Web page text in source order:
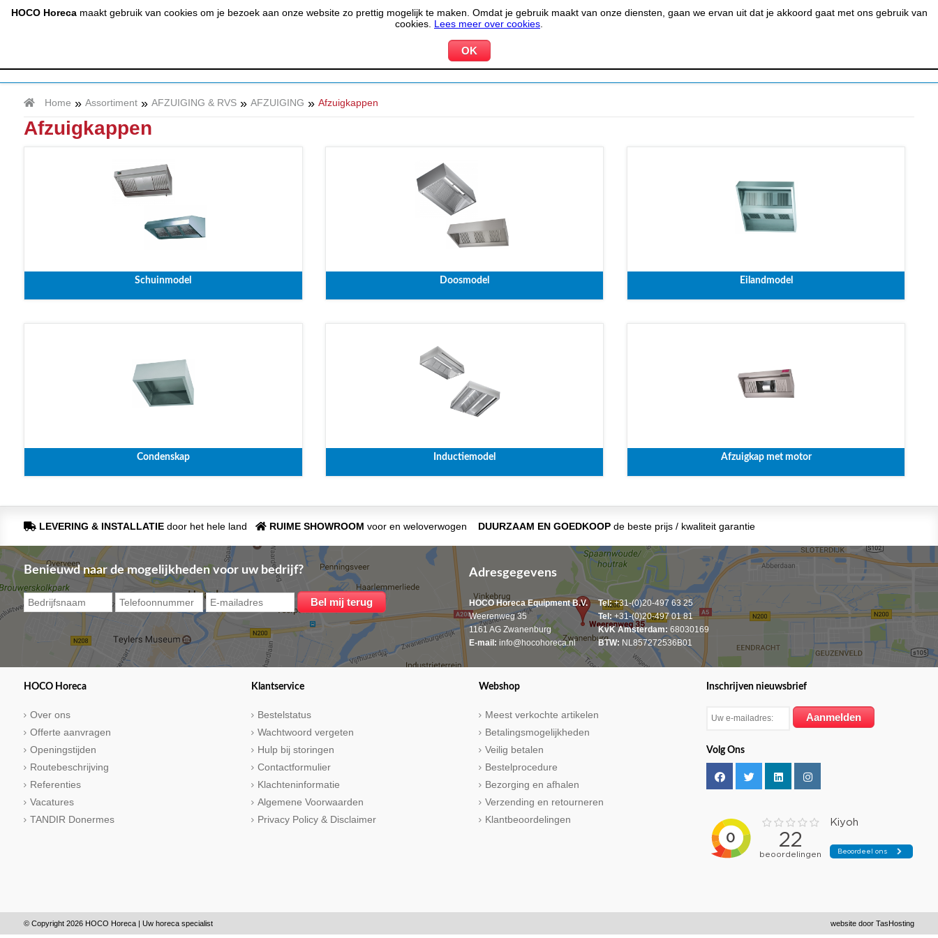
HOCO Horecamaakt gebruik van cookies om je bezoek aan onze website zo prettig mogelijk te maken. Omdat je gebruik maakt van onze diensten, gaan we ervan uit dat je akkoord gaat met ons gebruik van
cookies. Lees meer over cookies
(020) 497 6325 info@hocohoreca.nl MIJN ACCOUNT BESTELSTATUS 0 WINKELWAGEN
KOELEN &
Home » Assortiment » AFZUIGING & RVS » AFZUIGING » Afzuigkappen
Afzuigkappen
Schuinmodel Doosmodel Eilandmodel
Condenskap Inductiemodel Afzuigkap met motor
LEVERING & INSTALLATIEdoor het hele land RUIME SHOWROOM voor en weloverwogen DUURZAAM EN GOEDKOOPde beste prijs / kwaliteit garantie
Benieuwd naar de mogelijkheden voor uw bedrijf? Adresgegevens
HOCO Horeca Equipment B.V.
Weerenweg 35
1161 AG Zwanenburg
E-mail: info@hocohoreca.nl
Tel:+31-(0)20-497 63 25
Tel:+31-(0)20-497 01 81
KvK Amsterdam: 68030169
BTW: NL857272536B01
HOCO Horeca
Over ons
Offerte aanvragen
Openingstijden
Routebeschrijving
Referenties
Vacatures
TANDIR Donermes
Klantservice
Bestelstatus
Wachtwoord vergeten
Hulp bij storingen
Contactformulier
Klachteninformatie
Algemene Voorwaarden
Privacy Policy & Disclaimer
Webshop
Meest verkochte artikelen
Betalingsmogelijkheden
Veilig betalen
Bestelprocedure
Bezorging en afhalen
Verzending en retourneren
Klantbeoordelingen
Inschrijven nieuwsbrief
Volg Ons
© Copyright 2026 HOCO Horeca | Uw horeca specialist website doorTasHosting